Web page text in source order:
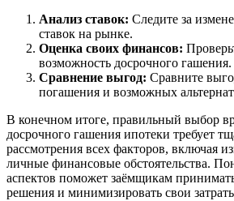
Анализ ставок: Следите за
ставок на рынке.
Оценка своих финансов:
возможность досрочного гашения.
Сравнение выгод: Сравните
погашения и возможных
В конечном итоге, правильный выбор
досрочного гашения ипотеки требует
рассмотрения всех факторов, включая
личные финансовые обстоятельства.
аспектов поможет заёмщикам
решения и минимизировать свои